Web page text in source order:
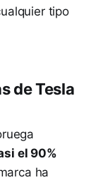
tipo
de Tesla
el 90%
ha